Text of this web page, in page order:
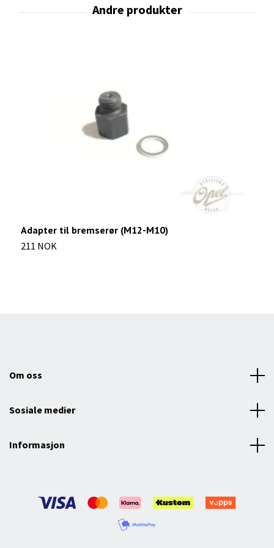
Adapter til bremserør (M12-M10)
211 NOK
Om oss
Sosiale medier
Informasjon